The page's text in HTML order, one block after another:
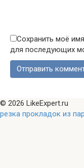
Сохранить моё
для последующих
© 2026 LikeExpert.ru
резка прокладок из